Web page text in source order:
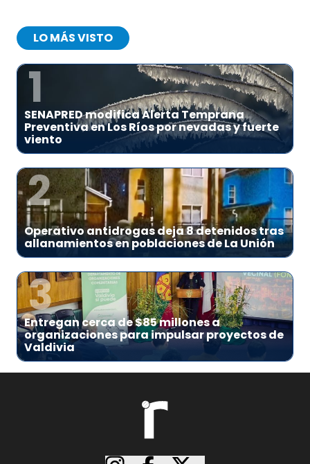
LO MÁS VISTO
1
SENAPRED modifica Alerta Temprana
Preventiva en Los Ríos por nevadas y fuerte
viento
2
Operativo antidrogas deja 8 detenidos tras
allanamientos en poblaciones de La Unión
3
Entregan cerca de $85 millones a
organizaciones para impulsar proyectos de
Valdivia